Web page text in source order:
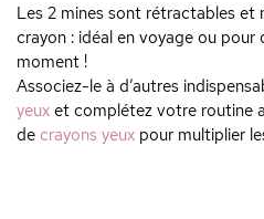
Les 2 mines sont rétractables et
crayon : idéal en voyage ou
moment !
Associez-le à d’autres
yeux et complétez votre routine
de crayons yeux pour multiplier